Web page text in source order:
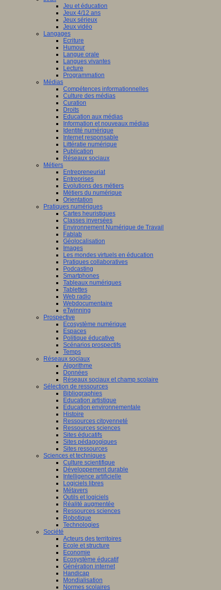
Jeu et éducation
Jeux 4/12 ans
Jeux sérieux
Jeux vidéo
Langages
Ecriture
Humour
Langue orale
Langues vivantes
Lecture
Programmation
Médias
Compétences informationnelles
Culture des médias
Curation
Droits
Education aux médias
Information et nouveaux médias
Identité numérique
Internet responsable
Littératie numérique
Publication
Réseaux sociaux
Métiers
Entrepreneuriat
Entreprises
Evolutions des métiers
Métiers du numérique
Orientation
Pratiques numériques
Cartes heuristiques
Classes inversées
Environnement Numérique de Travail
Fablab
Géolocalisation
Images
Les mondes virtuels en éducation
Pratiques collaboratives
Podcasting
Smartphones
Tableaux numériques
Tablettes
Web radio
Webdocumentaire
eTwinning
Prospective
Ecosystème numérique
Espaces
Politique éducative
Scénarios prospectifs
Temps
Réseaux sociaux
Algorithme
Données
Réseaux sociaux et champ scolaire
Sélection de ressources
Bibliographies
Education artistique
Education environnementale
Histoire
Ressources citoyenneté
Ressources sciences
Sites éducatifs
Sites pédagogiques
Sites ressources
Sciences et techniques
Culture scientifique
Développement durable
Intelligence artificielle
Logiciels libres
Métavers
Outils et logiciels
Réalité augmentée
Ressources sciences
Robotique
Technologies
Société
Acteurs des territoires
Ecole et structure
Economie
Ecosystème éducatif
Génération internet
Handicap
Mondialisation
Normes scolaires